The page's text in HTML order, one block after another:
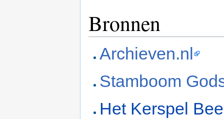
Bronnen
Archieven.nl
Stamboom
Het Kerspel